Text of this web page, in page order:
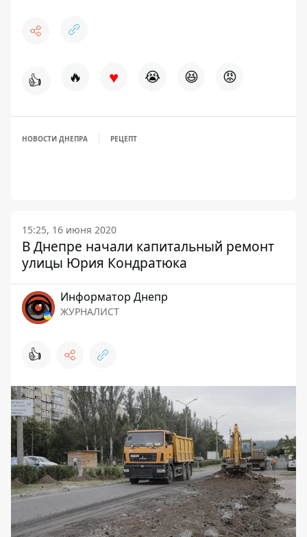
👍 🔥 ♥ 😭 😆 😡
НОВОСТИ ДНЕПРА РЕЦЕПТ
15:25, 16 июня 2020
В Днепре начали капитальный ремонт
улицы Юрия Кондратюка
Информатор Днепр
ЖУРНАЛИСТ
👍